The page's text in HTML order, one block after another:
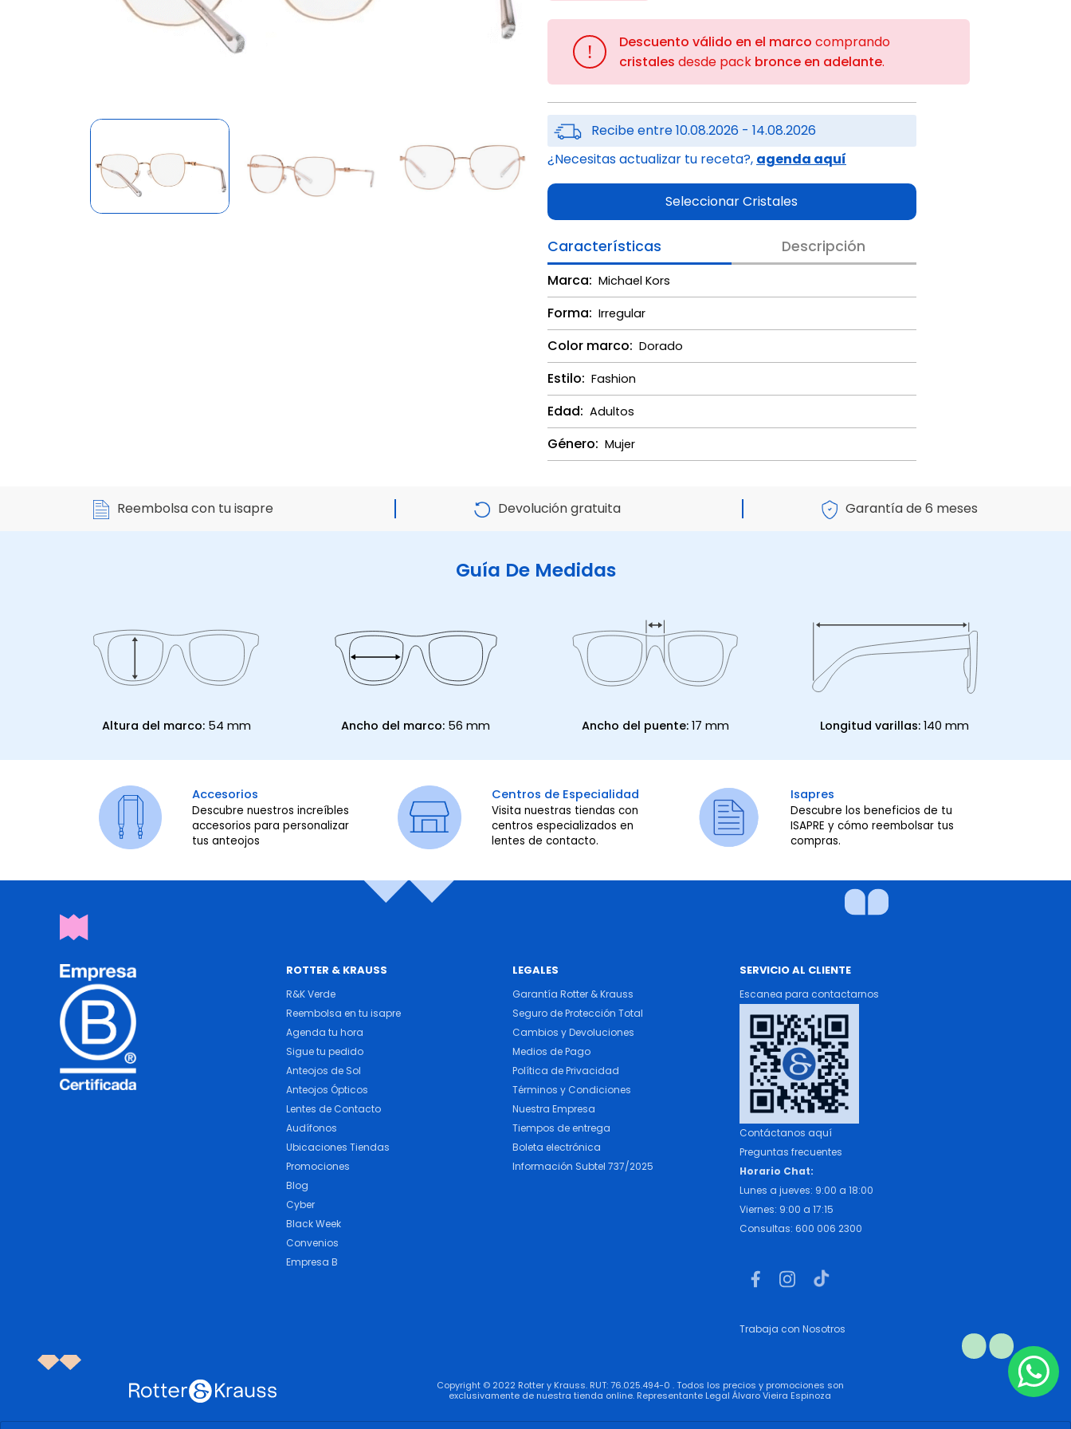
! Descuento válido en el marco comprando
cristales desde pack bronce en adelante.
Recibe entre 10.08.2026 - 14.08.2026
¿Necesitas actualizar tu receta?, agenda aquí
Seleccionar Cristales
Características Descripción
Marca: Michael Kors
Forma: Irregular
Color marco: Dorado
Estilo: Fashion
Edad: Adultos
Género: Mujer
Reembolsa con tu isapre Devolución gratuita Garantía de 6 meses
Guía De Medidas
Altura del marco: 54 mm Ancho del marco: 56 mm Ancho del puente: 17 mm Longitud varillas: 140 mm
Accesorios
Descubre nuestros increíbles
accesorios para personalizar
tus anteojos
Centros de Especialidad
Visita nuestras tiendas con
centros especializados en
lentes de contacto.
Isapres
Descubre los beneficios de tu
ISAPRE y cómo reembolsar tus
compras.
ROTTER & KRAUSS
R&K Verde
Reembolsa en tu isapre
Agenda tu hora
Sigue tu pedido
Anteojos de Sol
Anteojos Ópticos
Lentes de Contacto
Audífonos
Ubicaciones Tiendas
Promociones
Blog
Cyber
Black Week
Convenios
Empresa B
LEGALES
Garantía Rotter & Krauss
Seguro de Protección Total
Cambios y Devoluciones
Medios de Pago
Política de Privacidad
Términos y Condiciones
Nuestra Empresa
Tiempos de entrega
Boleta electrónica
Información Subtel 737/2025
SERVICIO AL CLIENTE
Escanea para contactarnos
Contáctanos aquí
Preguntas frecuentes
Horario Chat:
Lunes a jueves: 9:00 a 18:00
Viernes: 9:00 a 17:15
Consultas: 600 006 2300
Trabaja con Nosotros
Copyright © 2022 Rotter y Krauss. RUT: 76.025.494-0 . Todos los precios y promociones son
exclusivamente de nuestra tienda online. Representante Legal Álvaro Vieira Espinoza